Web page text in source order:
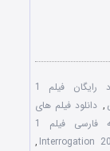
دانلود رایگان فیلم 1
, دانلود فیلم های
دوبله فارسی فیلم 1
,